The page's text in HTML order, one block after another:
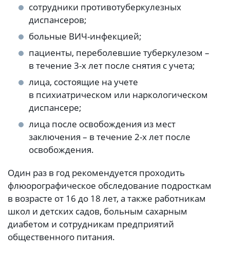
сотрудники противотуберкулезных
диспансеров;
больные ВИЧ-инфекцией;
пациенты, переболевшие туберкулезом –
в течение 3-х лет после снятия с учета;
лица, состоящие на учете
в психиатрическом или наркологическом
диспансере;
лица после освобождения из мест
заключения – в течение 2-х лет после
освобождения.
Один раз в год рекомендуется проходить
флюорографическое обследование подросткам
в возрасте от 16 до 18 лет, а также работникам
школ и детских садов, больным сахарным
диабетом и сотрудникам предприятий
общественного питания.